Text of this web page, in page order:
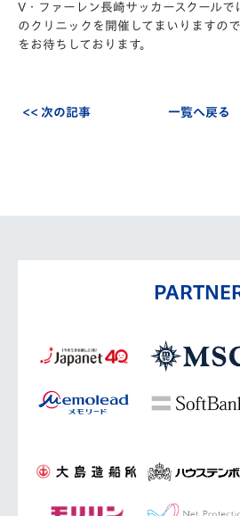
V・ファーレン長崎サッカースクール
のクリニックを開催してまいりますの
をお待ちしております。
<< 次の記事 一覧へ戻る